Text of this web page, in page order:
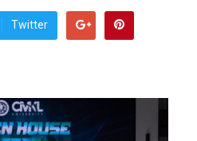
Twitter